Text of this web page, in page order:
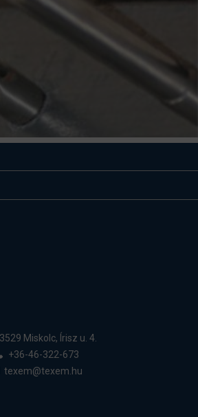
Miskolc, Írisz u. 4.
+36-46-322-673
texem@texem.hu